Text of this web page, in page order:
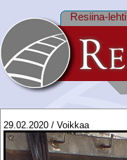
Resiina-lehti
29.02.2020 / Voikkaa